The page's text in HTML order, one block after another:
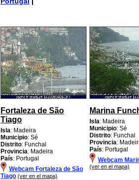
Fortaleza de São
Tiago
Isla: Madeira
Municipio: Sé
Distrito: Funchal
Provincia: Madeira
País: Portugal
Webcam Fortaleza de São
Tiago (ver en el mapa)
Marina
Isla: Madeira
Municipio: Sé
Distrito: Funchal
Provincia:
País: Portugal
Webcam
(ver en el mapa)